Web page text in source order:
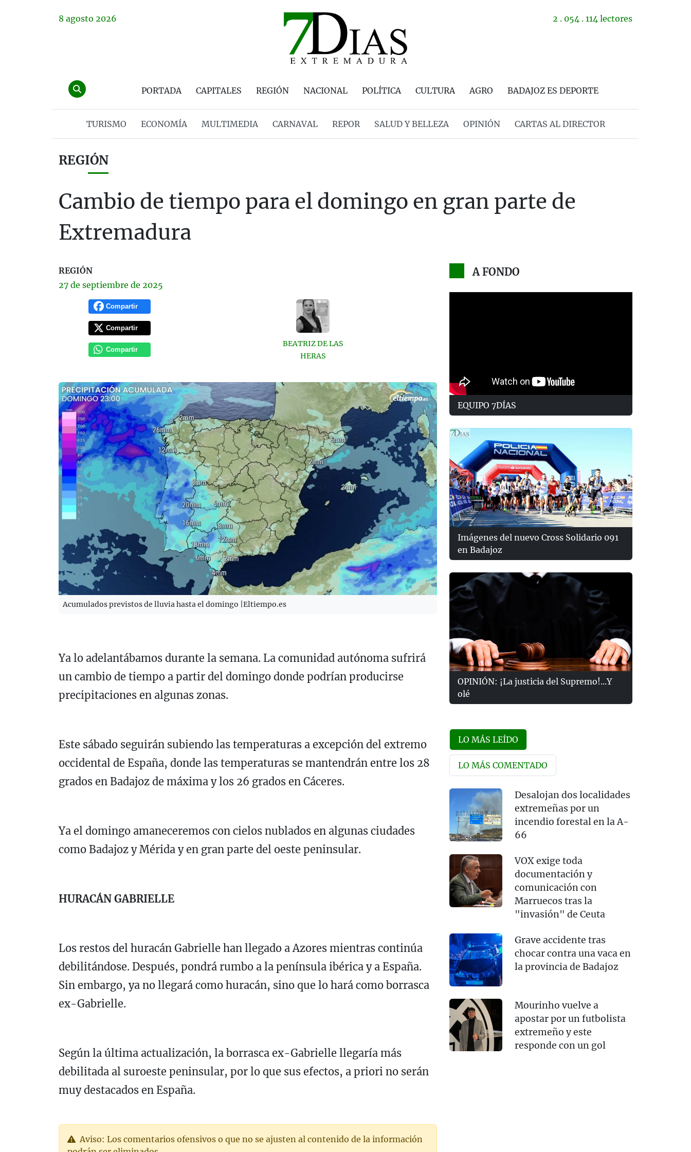
8 agosto 2026 2 . 054 . 114 lectores
PORTADA CAPITALES REGIÓN NACIONAL POLÍTICA CULTURA AGRO BADAJOZ ES DEPORTE
TURISMO ECONOMÍA MULTIMEDIA CARNAVAL REPOR SALUD Y BELLEZA OPINIÓN CARTAS AL DIRECTOR
REGIÓN
Cambio de tiempo para el domingo en gran parte de
Extremadura
REGIÓN
27 de septiembre de 2025
Compartir
Compartir
Compartir
BEATRIZ DE LAS
HERAS
Acumulados previstos de lluvia hasta el domingo |Eltiempo.es
Ya lo adelantábamos durante la semana. La comunidad autónoma sufrirá
un cambio de tiempo a partir del domingo donde podrían producirse
precipitaciones en algunas zonas.
Este sábado seguirán subiendo las temperaturas a excepción del extremo
occidental de España, donde las temperaturas se mantendrán entre los 28
grados en Badajoz de máxima y los 26 grados en Cáceres.
Ya el domingo amaneceremos con cielos nublados en algunas ciudades
como Badajoz y Mérida y en gran parte del oeste peninsular.
HURACÁN GABRIELLE
Los restos del huracán Gabrielle han llegado a Azores mientras continúa
debilitándose. Después, pondrá rumbo a la península ibérica y a España.
Sin embargo, ya no llegará como huracán, sino que lo hará como borrasca
ex-Gabrielle.
Según la última actualización, la borrasca ex-Gabrielle llegaría más
debilitada al suroeste peninsular, por lo que sus efectos, a priori no serán
muy destacados en España.
Aviso: Los comentarios ofensivos o que no se ajusten al contenido de la información
A FONDO
EQUIPO 7DÍAS
Imágenes del nuevo Cross Solidario 091
en Badajoz
OPINIÓN: ¡La justicia del Supremo!...Y
olé
LO MÁS LEÍDO
LO MÁS COMENTADO
Desalojan dos localidades
extremeñas por un
incendio forestal en la A-
66
VOX exige toda
documentación y
comunicación con
Marruecos tras la
"invasión" de Ceuta
Grave accidente tras
chocar contra una vaca en
la provincia de Badajoz
Mourinho vuelve a
apostar por un futbolista
extremeño y este
responde con un gol